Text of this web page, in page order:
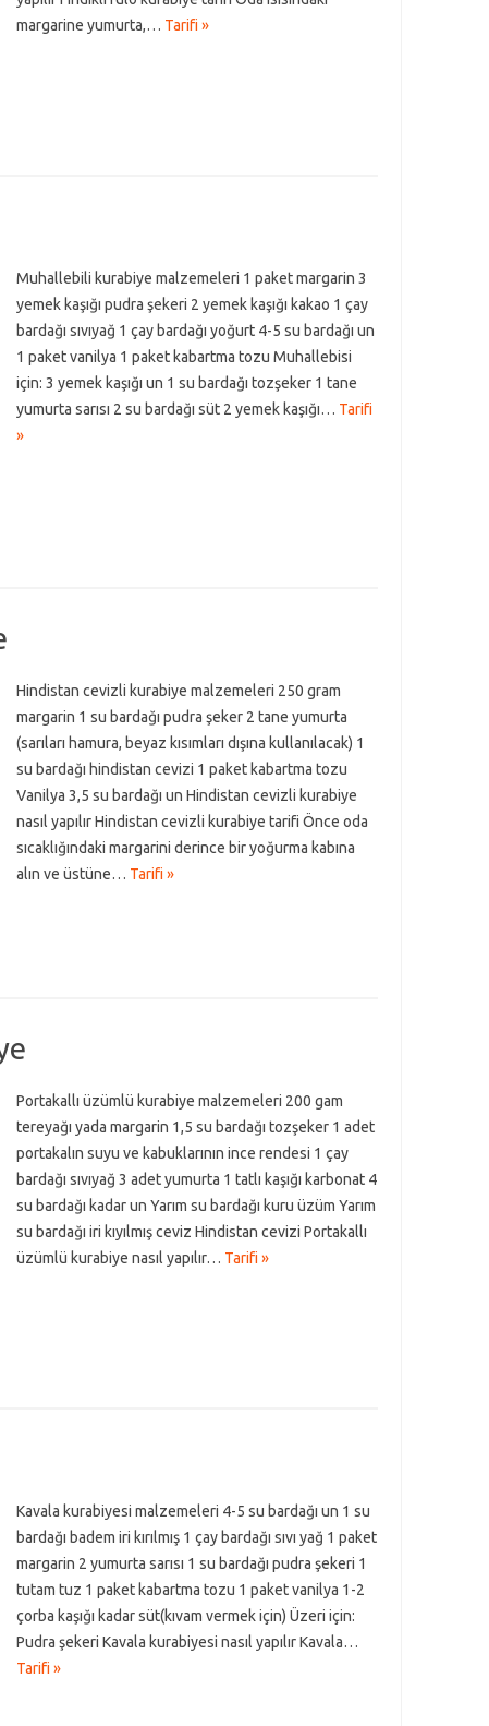
margarine yumurta,… Tarifi »
Muhallebili kurabiye malzemeleri 1 paket margarin 3
yemek kaşığı pudra şekeri 2 yemek kaşığı kakao 1 çay
bardağı sıvıyağ 1 çay bardağı yoğurt 4-5 su bardağı un
1 paket vanilya 1 paket kabartma tozu Muhallebisi
için: 3 yemek kaşığı un 1 su bardağı tozşeker 1 tane
yumurta sarısı 2 su bardağı süt 2 yemek kaşığı… Tarifi
»
Hindistan cevizli kurabiye malzemeleri 250 gram
margarin 1 su bardağı pudra şeker 2 tane yumurta
(sarıları hamura, beyaz kısımları dışına kullanılacak) 1
su bardağı hindistan cevizi 1 paket kabartma tozu
Vanilya 3,5 su bardağı un Hindistan cevizli kurabiye
nasıl yapılır Hindistan cevizli kurabiye tarifi Önce oda
sıcaklığındaki margarini derince bir yoğurma kabına
alın ve üstüne… Tarifi »
Portakallı üzümlü kurabiye malzemeleri 200 gam
tereyağı yada margarin 1,5 su bardağı tozşeker 1 adet
portakalın suyu ve kabuklarının ince rendesi 1 çay
bardağı sıvıyağ 3 adet yumurta 1 tatlı kaşığı karbonat 4
su bardağı kadar un Yarım su bardağı kuru üzüm Yarım
su bardağı iri kıyılmış ceviz Hindistan cevizi Portakallı
üzümlü kurabiye nasıl yapılır… Tarifi »
Kavala kurabiyesi malzemeleri 4-5 su bardağı un 1 su
bardağı badem iri kırılmış 1 çay bardağı sıvı yağ 1 paket
margarin 2 yumurta sarısı 1 su bardağı pudra şekeri 1
tutam tuz 1 paket kabartma tozu 1 paket vanilya 1-2
çorba kaşığı kadar süt(kıvam vermek için) Üzeri için:
Pudra şekeri Kavala kurabiyesi nasıl yapılır Kavala…
Tarifi »